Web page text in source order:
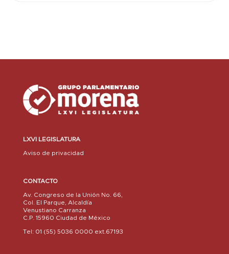
LXVI LEGISLATURA
Aviso de privacidad
CONTACTO
Av. Congreso de la Unión No. 66,
Col. El Parque, Alcaldía
Venustiano Carranza
C.P. 15960 Ciudad de México
Tel: 01 (55) 5036 0000 ext.67193